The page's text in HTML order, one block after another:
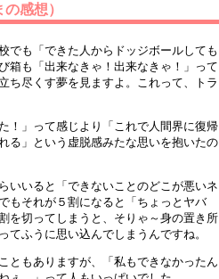
の感想）
でも「できた人からドッジボールしても
箱も「出来なきゃ！出来なきゃ！」って
ち尽くす夢を見ますよ。これって、トラ
！」って感じより「これで人間界に復帰
る」という虚脱感みたな思いを抱いたの
いいると「できないことのどこが悪いネ
もそれが５割になると「ちょっとヤバ
を切ってしまうと、そりゃ～身の置き所
ふうに思い込んでしまうんですね。
ともありますが、「私もできなかったん